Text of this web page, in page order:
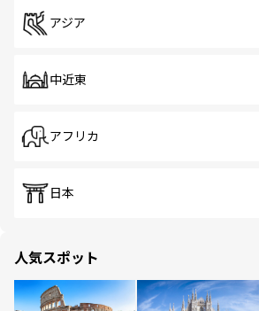
アジア
中近東
アフリカ
日本
人気スポット